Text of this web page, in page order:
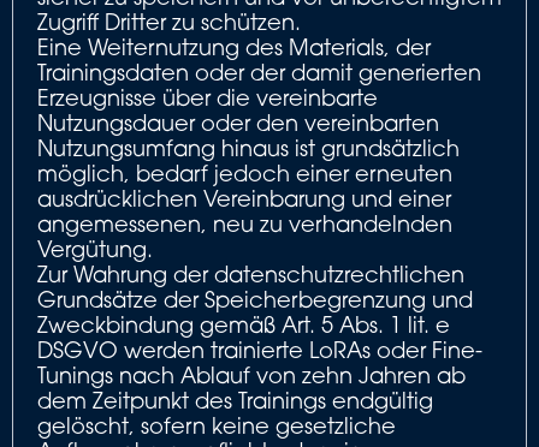
Zugriff Dritter zu schützen.
Eine Weiternutzung des Materials, der
Trainingsdaten oder der damit generierten
Erzeugnisse über die vereinbarte
Nutzungsdauer oder den vereinbarten
Nutzungsumfang hinaus ist grundsätzlich
möglich, bedarf jedoch einer erneuten
ausdrücklichen Vereinbarung und einer
angemessenen, neu zu verhandelnden
Vergütung.
Zur Wahrung der datenschutzrechtlichen
Grundsätze der Speicherbegrenzung und
Zweckbindung gemäß Art. 5 Abs. 1 lit. e
DSGVO werden trainierte LoRAs oder Fine-
Tunings nach Ablauf von zehn Jahren ab
dem Zeitpunkt des Trainings endgültig
gelöscht, sofern keine gesetzliche